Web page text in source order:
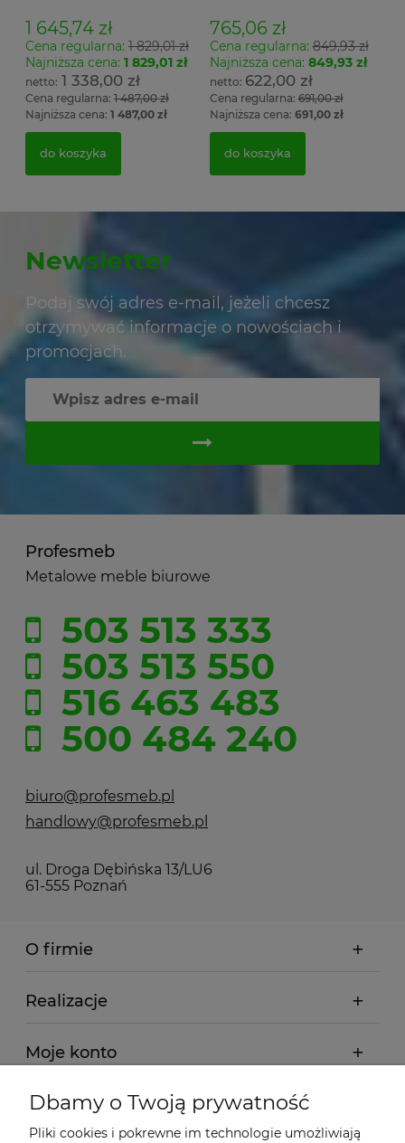
1 645,74 zł
Cena regularna: 1 829,01 zł
Najniższa cena: 1 829,01 zł
1 338,00 zł
Cena regularna: 1 487,00 zł
Najniższa cena: 1 487,00 zł
do koszyka
765,06 zł
Cena regularna:849,93 zł
Najniższa cena: 849,93 zł
622,00 zł
Cena regularna:691,00 zł
Najniższa cena: 691,00 zł
do koszyka
Newsletter
Podaj swój adres e-mail, jeżeli chcesz
otrzymywać informacje o nowościach i
promocjach.
Profesmeb
Metalowe meble biurowe
503 513 333
503 513 550
516 463 483
500 484 240
biuro@profesmeb.pl
handlowy@profesmeb.pl
ul. Droga Dębińska 13/LU6
61-555 Poznań
O firmie
Realizacje
Moje konto
Regulamin
Dbamy o Twoją prywatność
Pliki cookies i pokrewne im technologie umożliwiają